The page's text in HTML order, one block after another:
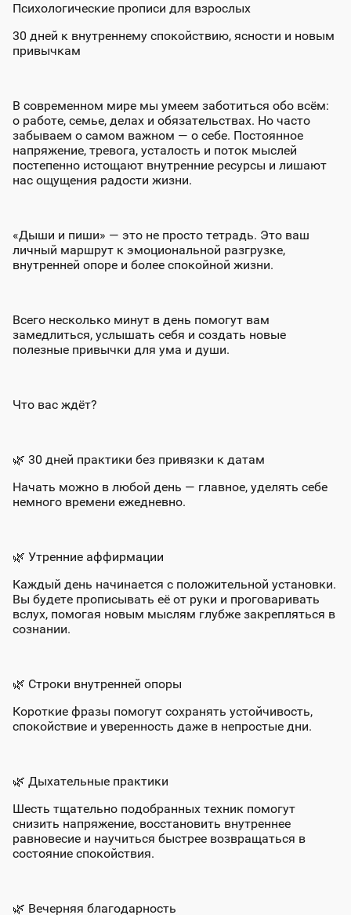
Психологические прописи для взрослых
30 дней к внутреннему спокойствию, ясности и новым
привычкам
В современном мире мы умеем заботиться обо всём:
о работе, семье, делах и обязательствах. Но часто
забываем о самом важном — о себе. Постоянное
напряжение, тревога, усталость и поток мыслей
постепенно истощают внутренние ресурсы и лишают
нас ощущения радости жизни.
«Дыши и пиши» — это не просто тетрадь. Это ваш
личный маршрут к эмоциональной разгрузке,
внутренней опоре и более спокойной жизни.
Всего несколько минут в день помогут вам
замедлиться, услышать себя и создать новые
полезные привычки для ума и души.
Что вас ждёт?
🌿 30 дней практики без привязки к датам
Начать можно в любой день — главное, уделять себе
немного времени ежедневно.
🌿 Утренние аффирмации
Каждый день начинается с положительной установки.
Вы будете прописывать её от руки и проговаривать
вслух, помогая новым мыслям глубже закрепляться в
сознании.
🌿 Строки внутренней опоры
Короткие фразы помогут сохранять устойчивость,
спокойствие и уверенность даже в непростые дни.
🌿 Дыхательные практики
Шесть тщательно подобранных техник помогут
снизить напряжение, восстановить внутреннее
равновесие и научиться быстрее возвращаться в
состояние спокойствия.
🌿 Вечерняя благодарность